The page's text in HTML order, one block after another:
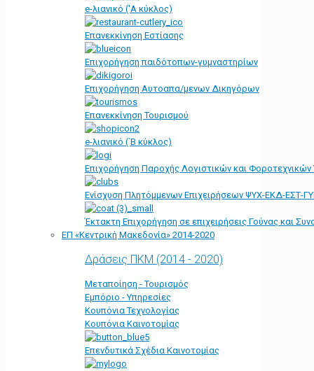
e-λιανικό ('Α κύκλος)
Επανεκκίνηση Εστίασης
Επιχορήγηση παιδότοπων-γυμναστηρίων
Επιχορήγηση Αυτοαπα/μενων Δικηγόρων
Επανεκκίνηση Τουρισμού
e-λιανικό (΄Β κύκλος)
Επιχορήγηση Παροχής Λογιστικών και
Ενίσχυση Πλητόμμενων Επιχειρήσεων ΨΥΧ-ΕΚΔ-ΕΣΤ-
Έκτακτη Επιχορήγηση σε επιχειρήσεις Γούνας και
ΕΠ «Kεντρική Μακεδονία» 2014-2020
Δράσεις ΠΚΜ (2014 - 2020)
Μεταποίηση - Τουρισμός
Εμπόριο - Υπηρεσίες
Κουπόνια Τεχνολογίας
Κουπόνια Καινοτομίας
Επενδυτικά Σχέδια Καινοτομίας